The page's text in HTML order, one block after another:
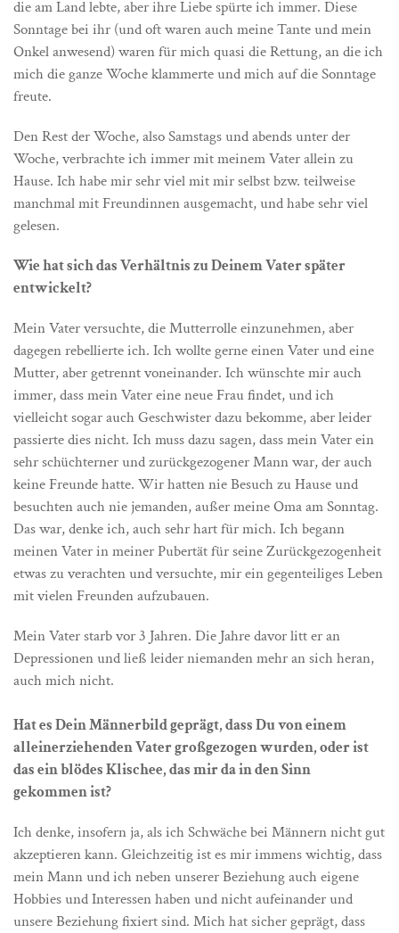
die am Land lebte, aber ihre Liebe spürte ich immer. Diese
Sonntage bei ihr (und oft waren auch meine Tante und mein
Onkel anwesend) waren für mich quasi die Rettung, an die ich
mich die ganze Woche klammerte und mich auf die Sonntage
freute.
Den Rest der Woche, also Samstags und abends unter der
Woche, verbrachte ich immer mit meinem Vater allein zu
Hause. Ich habe mir sehr viel mit mir selbst bzw. teilweise
manchmal mit Freundinnen ausgemacht, und habe sehr viel
gelesen.
Wie hat sich das Verhältnis zu Deinem Vater später
entwickelt?
Mein Vater versuchte, die Mutterrolle einzunehmen, aber
dagegen rebellierte ich. Ich wollte gerne einen Vater und eine
Mutter, aber getrennt voneinander. Ich wünschte mir auch
immer, dass mein Vater eine neue Frau findet, und ich
vielleicht sogar auch Geschwister dazu bekomme, aber leider
passierte dies nicht. Ich muss dazu sagen, dass mein Vater ein
sehr schüchterner und zurückgezogener Mann war, der auch
keine Freunde hatte. Wir hatten nie Besuch zu Hause und
besuchten auch nie jemanden, außer meine Oma am Sonntag.
Das war, denke ich, auch sehr hart für mich. Ich begann
meinen Vater in meiner Pubertät für seine Zurückgezogenheit
etwas zu verachten und versuchte, mir ein gegenteiliges Leben
mit vielen Freunden aufzubauen.
Mein Vater starb vor 3 Jahren. Die Jahre davor litt er an
Depressionen und ließ leider niemanden mehr an sich heran,
auch mich nicht.
Hat es Dein Männerbild geprägt, dass Du von einem
alleinerziehenden Vater großgezogen wurden, oder ist
das ein blödes Klischee, das mir da in den Sinn
gekommen ist?
Ich denke, insofern ja, als ich Schwäche bei Männern nicht gut
akzeptieren kann. Gleichzeitig ist es mir immens wichtig, dass
mein Mann und ich neben unserer Beziehung auch eigene
Hobbies und Interessen haben und nicht aufeinander und
unsere Beziehung fixiert sind. Mich hat sicher geprägt, dass